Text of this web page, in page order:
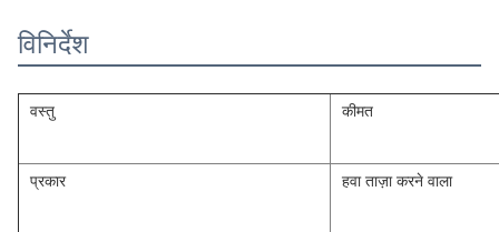
विनिर्देश
वस्तु कीमत
प्रकार हवा ताज़ा करने वाला